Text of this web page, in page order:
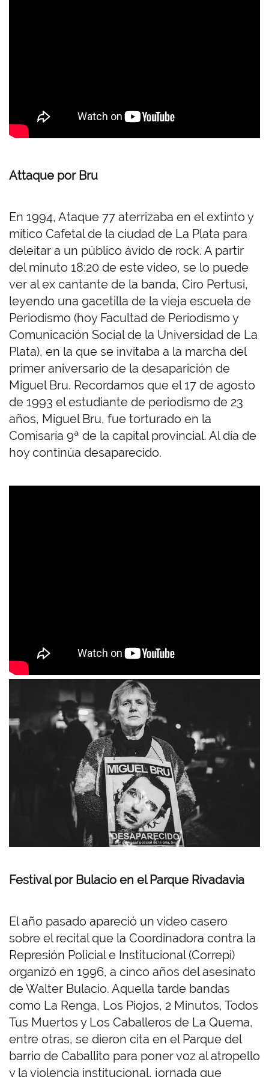
Attaque por Bru
En 1994, Ataque 77 aterrizaba en el extinto y
mítico Cafetal de la ciudad de La Plata para
deleitar a un público ávido de rock. A partir
del minuto 18:20 de este video, se lo puede
ver al ex cantante de la banda, Ciro Pertusi,
leyendo una gacetilla de la vieja escuela de
Periodismo (hoy Facultad de Periodismo y
Comunicación Social de la Universidad de La
Plata), en la que se invitaba a la marcha del
primer aniversario de la desaparición de
Miguel Bru. Recordamos que el 17 de agosto
de 1993 el estudiante de periodismo de 23
años, Miguel Bru, fue torturado en la
Comisaría 9ª de la capital provincial. Al día de
hoy continúa desaparecido.
Festival por Bulacio en el Parque Rivadavia
El año pasado apareció un video casero
sobre el recital que la Coordinadora contra la
Represión Policial e Institucional (Correpi)
organizó en 1996, a cinco años del asesinato
de Walter Bulacio. Aquella tarde bandas
como La Renga, Los Piojos, 2 Minutos, Todos
Tus Muertos y Los Caballeros de La Quema,
entre otras, se dieron cita en el Parque del
barrio de Caballito para poner voz al atropello
y la violencia institucional, jornada que